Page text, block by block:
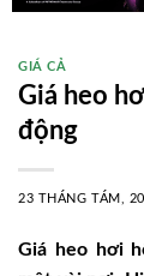
GIÁ CẢ
Giá heo
động
23 THÁNG TÁM,
Giá heo hơi